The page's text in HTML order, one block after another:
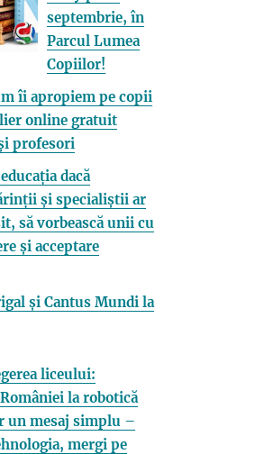
septembrie, în
Parcul Lumea
Copiilor!
îi apropiem pe copii
online gratuit
profesori
dacă
și specialiștii ar
să vorbească unii cu
și acceptare
și Cantus Mundi la
liceului:
la robotică
un mesaj simplu –
mergi pe